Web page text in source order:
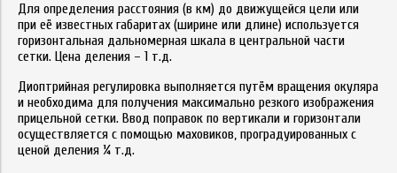
Для определения расстояния (в км) до движущейся цели или
при её известных габаритах (ширине или длине) используется
горизонтальная дальномерная шкала в центральной части
сетки. Цена деления – 1 т.д.
Диоптрийная регулировка выполняется путём вращения окуляра
и необходима для получения максимально резкого изображения
прицельной сетки. Ввод поправок по вертикали и горизонтали
осуществляется с помощью маховиков, проградуированных с
ценой деления ¼ т.д.